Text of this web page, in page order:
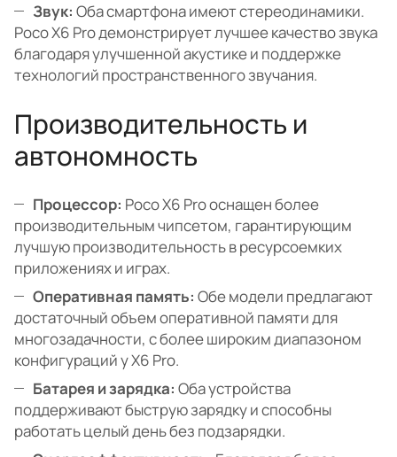
Звук: Оба смартфона имеют стереодинамики.
Poco X6 Pro демонстрирует лучшее качество звука
благодаря улучшенной акустике и поддержке
технологий пространственного звучания.
Производительность и
автономность
Процессор: Poco X6 Pro оснащен более
производительным чипсетом, гарантирующим
лучшую производительность в ресурсоемких
приложениях и играх.
Оперативная память: Обе модели предлагают
достаточный объем оперативной памяти для
многозадачности, с более широким диапазоном
конфигураций у X6 Pro.
Батарея и зарядка: Оба устройства
поддерживают быструю зарядку и способны
работать целый день без подзарядки.